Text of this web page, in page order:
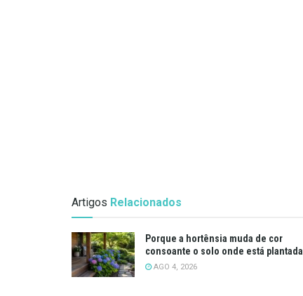
Artigos Relacionados
Porque a hortênsia muda de cor
consoante o solo onde está plantada
AGO 4, 2026